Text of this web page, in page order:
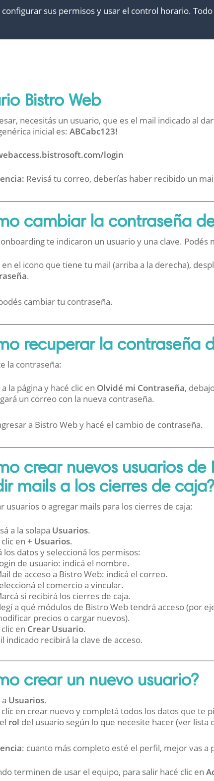
sus permisos y usar el control horario. Todo
Bistro Web
necesitás un usuario, que es el mail indicado al
inicial es:ABCabc123!
login
Revisá tu correo, deberías haber recibido un
cambiar la contraseña de
te indicaron un usuario y una clave. Podés
en el icono que tiene tu mail (arriba a la derecha),
.
cambiar tu contraseña.
recuperar la contraseña
la contraseña:
la página y hacé clic en Olvidé mi Contraseña,
un correo con la nueva contraseña.
a Bistro Web y hacé el cambio de contraseña.
crear nuevos usuarios de
mails a los cierres de caja?
usuarios o agregar mails para los cierres de caja:
a la solapa Usuarios.
clic en+ Usuarios.
los datos y seleccioná los permisos:
de usuario: indicá el nombre.
de acceso a Bistro Web: indicá el correo.
el comercio a vincular.
si recibirá los cierres de caja.
a qué módulos de Bistro Web tendrá acceso (por
precios o cargar nuevos).
en Crear Usuario.
indicado recibirá la clave de acceso.
crear un nuevo usuario?
Usuarios.
clic en crear nuevo y completá todos los datos que te
rol del usuario según lo que necesite hacer (ver lista
: cuanto más completo esté el perfil, mejor vas a
terminen de usar el equipo, para salir hacé clic en